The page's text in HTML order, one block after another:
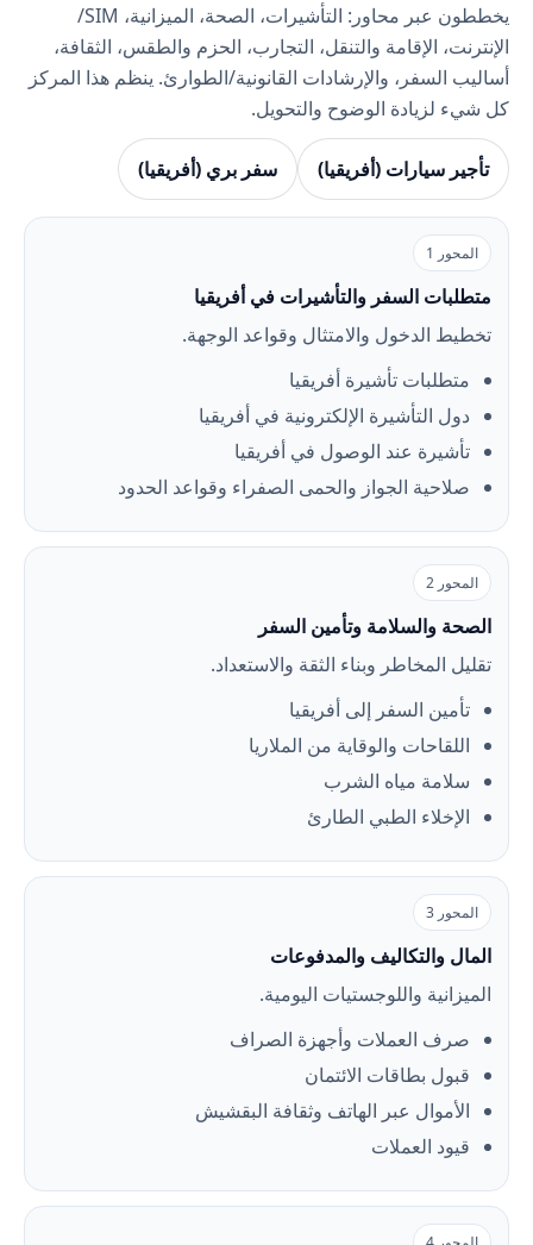
يخططون عبر محاور: التأشيرات، الصحة، الميزانية، SIM/
الإنترنت، الإقامة والتنقل، التجارب، الحزم والطقس، الثقافة،
أساليب السفر، والإرشادات القانونية/الطوارئ. ينظم هذا المركز
كل شيء لزيادة الوضوح والتحويل.
تأجير سيارات (أفريقيا) سفر بري (أفريقيا)
المحور 1
متطلبات السفر والتأشيرات في أفريقيا
تخطيط الدخول والامتثال وقواعد الوجهة.
متطلبات تأشيرة أفريقيا
دول التأشيرة الإلكترونية في أفريقيا
تأشيرة عند الوصول في أفريقيا
صلاحية الجواز والحمى الصفراء وقواعد الحدود
المحور 2
الصحة والسلامة وتأمين السفر
تقليل المخاطر وبناء الثقة والاستعداد.
تأمين السفر إلى أفريقيا
اللقاحات والوقاية من الملاريا
سلامة مياه الشرب
الإخلاء الطبي الطارئ
المحور 3
المال والتكاليف والمدفوعات
الميزانية واللوجستيات اليومية.
صرف العملات وأجهزة الصراف
قبول بطاقات الائتمان
الأموال عبر الهاتف وثقافة البقشيش
قيود العملات